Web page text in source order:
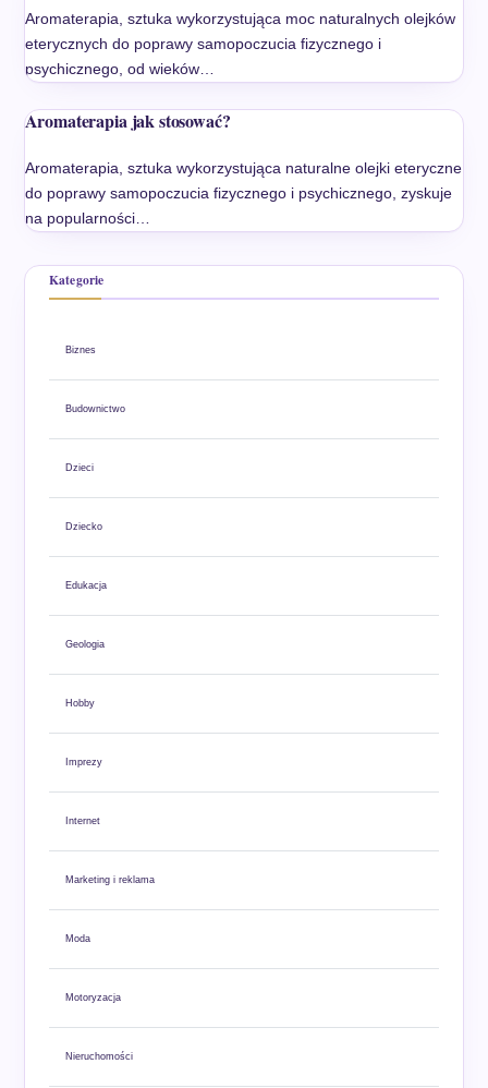
Aromaterapia, sztuka wykorzystująca moc naturalnych olejków
eterycznych do poprawy samopoczucia fizycznego i
psychicznego, od wieków…
Aromaterapia jak stosować?
Aromaterapia, sztuka wykorzystująca naturalne olejki eteryczne
do poprawy samopoczucia fizycznego i psychicznego, zyskuje
na popularności…
Kategorie
Biznes
Budownictwo
Dzieci
Dziecko
Edukacja
Geologia
Hobby
Imprezy
Internet
Marketing i reklama
Moda
Motoryzacja
Nieruchomości